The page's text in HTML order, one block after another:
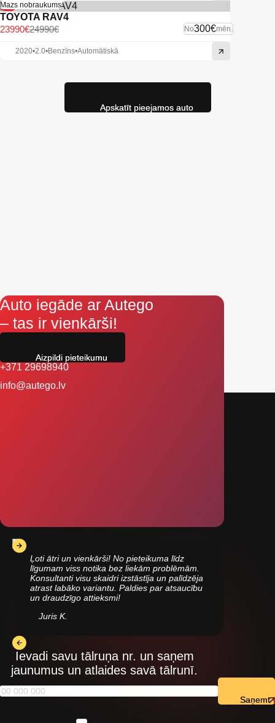
-4%
Mazs nobraukums
TOYOTA RAV4
No300€mēn.
24990€
23990€
2020•2.0•Benzīns•Automātiskā
Auto iegāde ar Autego
– tas ir vienkārši!
+371 29698940
info@autego.lv
Ļoti ātri un vienkārši! No pieteikuma līdz
līgumam viss notika bez liekām problēmām.
Konsultanti visu skaidri izstāstīja un palīdzēja
atrast labāko variantu. Paldies par atsaucību
un draudzīgo attieksmi!
Juris K.
Ievadi savu tālruņa nr. un saņem
jaunumus un atlaides savā tālrunī.